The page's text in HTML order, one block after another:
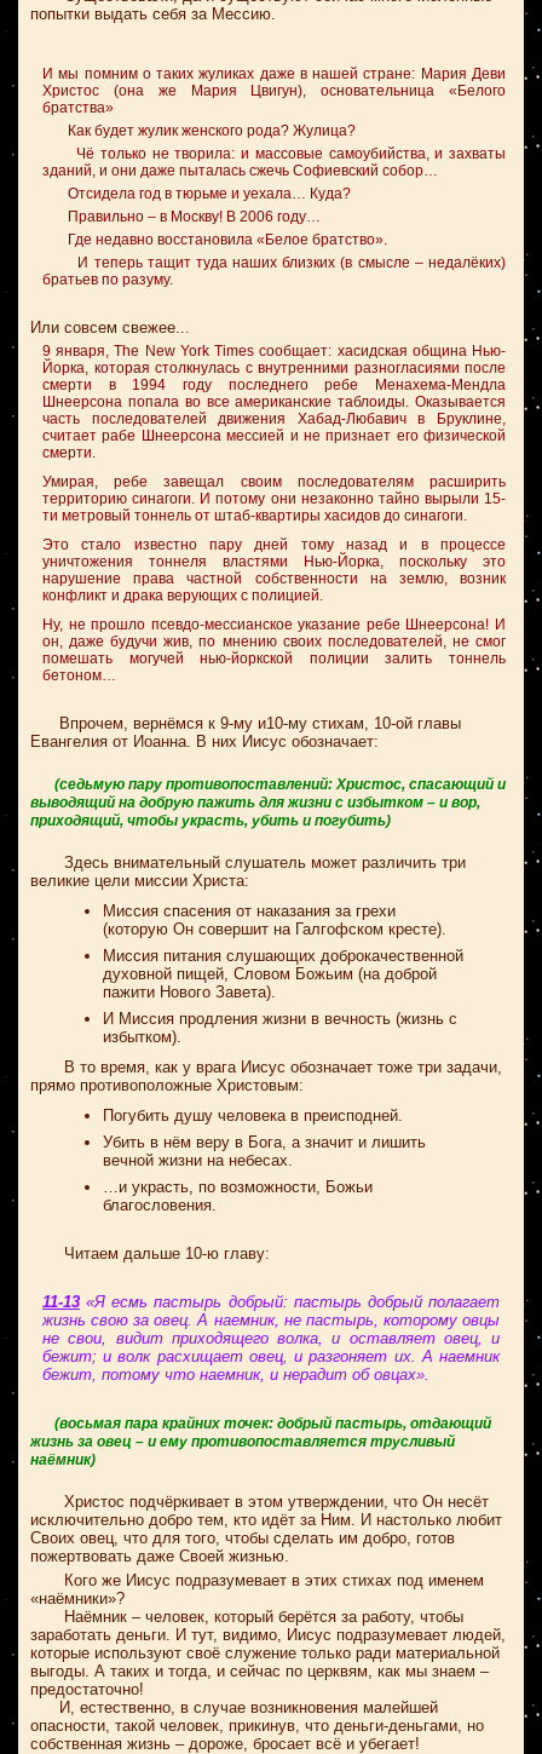
попытки выдать себя за Мессию.
И мы помним о таких жуликах даже в нашей стране: Мария Деви
Христос (она же Мария Цвигун), основательница «Белого
братства»
Как будет жулик женского рода? Жулица?
Чё только не творила: и массовые самоубийства, и захваты
зданий, и они даже пыталась сжечь Софиевский собор…
Отсидела год в тюрьме и уехала… Куда?
Правильно – в Москву! В 2006 году…
Где недавно восстановила «Белое братство».
И теперь тащит туда наших близких (в смысле – недалёких)
братьев по разуму.
Или совсем свежее...
9 января, The New York Times сообщает: хасидская община Нью-
Йорка, которая столкнулась с внутренними разногласиями после
смерти в 1994 году последнего ребе Менахема-Мендла
Шнеерсона попала во все американские таблоиды. Оказывается
часть последователей движения Хабад-Любавич в Бруклине,
считает рабе Шнеерсона мессией и не признает его физической
смерти.
Умирая, ребе завещал своим последователям расширить
территорию синагоги. И потому они незаконно тайно вырыли 15-
ти метровый тоннель от штаб-квартиры хасидов до синагоги.
Это стало известно пару дней тому назад и в процессе
уничтожения тоннеля властями Нью-Йорка, поскольку это
нарушение права частной собственности на землю, возник
конфликт и драка верующих с полицией.
Ну, не прошло псевдо-мессианское указание ребе Шнеерсона! И
он, даже будучи жив, по мнению своих последователей, не смог
помешать могучей нью-йоркской полиции залить тоннель
бетоном…
Впрочем, вернёмся к 9-му и10-му стихам, 10-ой главы
Евангелия от Иоанна. В них Иисус обозначает:
(седьмую пару противопоставлений: Христос, спасающий и
выводящий на добрую пажить для жизни с избытком – и вор,
приходящий, чтобы украсть, убить и погубить)
Здесь внимательный слушатель может различить три
великие цели миссии Христа:
Миссия спасения от наказания за грехи
(которую Он совершит на Галгофском кресте).
Миссия питания слушающих доброкачественной
духовной пищей, Словом Божьим (на доброй
пажити Нового Завета).
И Миссия продления жизни в вечность (жизнь с
избытком).
В то время, как у врага Иисус обозначает тоже три задачи,
прямо противоположные Христовым:
Погубить душу человека в преисподней.
Убить в нём веру в Бога, а значит и лишить
вечной жизни на небесах.
…и украсть, по возможности, Божьи
благословения.
Читаем дальше 10-ю главу:
11-13 «Я есмь пастырь добрый: пастырь добрый полагает
жизнь свою за овец. А наемник, не пастырь, которому овцы
не свои, видит приходящего волка, и оставляет овец, и
бежит; и волк расхищает овец, и разгоняет их. А наемник
бежит, потому что наемник, и нерадит об овцах».
(восьмая пара крайних точек: добрый пастырь, отдающий
жизнь за овец – и ему противопоставляется трусливый
наёмник)
Христос подчёркивает в этом утверждении, что Он несёт
исключительно добро тем, кто идёт за Ним. И настолько любит
Своих овец, что для того, чтобы сделать им добро, готов
пожертвовать даже Своей жизнью.
Кого же Иисус подразумевает в этих стихах под именем
«наёмники»?
Наёмник – человек, который берётся за работу, чтобы
заработать деньги. И тут, видимо, Иисус подразумевает людей,
которые используют своё служение только ради материальной
выгоды. А таких и тогда, и сейчас по церквям, как мы знаем –
предостаточно!
И, естественно, в случае возникновения малейшей
опасности, такой человек, прикинув, что деньги-деньгами, но
собственная жизнь – дороже, бросает всё и убегает!